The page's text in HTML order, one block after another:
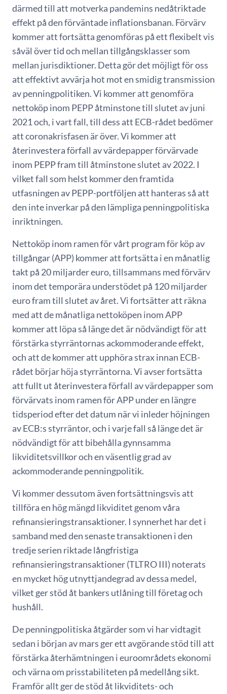
därmed till att motverka pandemins nedåtriktade
effekt på den förväntade inflationsbanan. Förvärv
kommer att fortsätta genomföras på ett flexibelt vis
såväl över tid och mellan tillgångsklasser som
mellan jurisdiktioner. Detta gör det möjligt för oss
att effektivt avvärja hot mot en smidig transmission
av penningpolitiken. Vi kommer att genomföra
nettoköp inom PEPP åtminstone till slutet av juni
2021 och, i vart fall, till dess att ECB-rådet bedömer
att coronakrisfasen är över. Vi kommer att
återinvestera förfall av värdepapper förvärvade
inom PEPP fram till åtminstone slutet av 2022. I
vilket fall som helst kommer den framtida
utfasningen av PEPP-portföljen att hanteras så att
den inte inverkar på den lämpliga penningpolitiska
inriktningen.
Nettoköp inom ramen för vårt program för köp av
tillgångar (APP) kommer att fortsätta i en månatlig
takt på 20 miljarder euro, tillsammans med förvärv
inom det temporära understödet på 120 miljarder
euro fram till slutet av året. Vi fortsätter att räkna
med att de månatliga nettoköpen inom APP
kommer att löpa så länge det är nödvändigt för att
förstärka styrräntornas ackommoderande effekt,
och att de kommer att upphöra strax innan ECB-
rådet börjar höja styrräntorna. Vi avser fortsätta
att fullt ut återinvestera förfall av värdepapper som
förvärvats inom ramen för APP under en längre
tidsperiod efter det datum när vi inleder höjningen
av ECB:s styrräntor, och i varje fall så länge det är
nödvändigt för att bibehålla gynnsamma
likviditetsvillkor och en väsentlig grad av
ackommoderande penningpolitik.
Vi kommer dessutom även fortsättningsvis att
tillföra en hög mängd likviditet genom våra
refinansieringstransaktioner. I synnerhet har det i
samband med den senaste transaktionen i den
tredje serien riktade långfristiga
refinansieringstransaktioner (TLTRO III) noterats
en mycket hög utnyttjandegrad av dessa medel,
vilket ger stöd åt bankers utlåning till företag och
hushåll.
De penningpolitiska åtgärder som vi har vidtagit
sedan i början av mars ger ett avgörande stöd till att
förstärka återhämtningen i euroområdets ekonomi
och värna om prisstabiliteten på medellång sikt.
Framför allt ger de stöd åt likviditets- och